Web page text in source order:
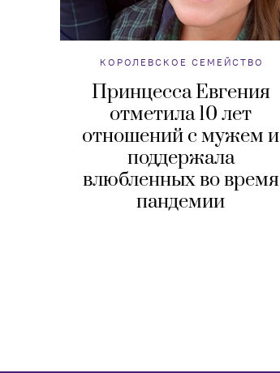
КОРОЛЕВСКОЕ СЕМЕЙСТВО
Принцесса Евгения
отметила 10 лет
отношений с мужем и
поддержала
влюбленных во время
пандемии